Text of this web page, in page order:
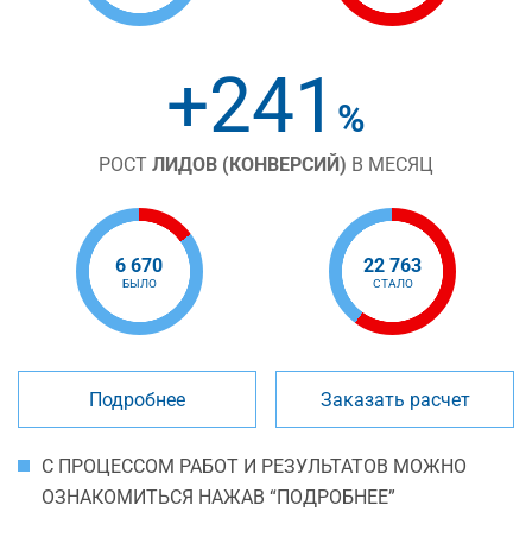
+241 %
РОСТ ЛИДОВ (КОНВЕРСИЙ) В МЕСЯЦ
6 670
БЫЛО
22 763
СТАЛО
Подробнее Заказать расчет
С ПРОЦЕССОМ РАБОТ И РЕЗУЛЬТАТОВ МОЖНО
ОЗНАКОМИТЬСЯ НАЖАВ “ПОДРОБНЕЕ”